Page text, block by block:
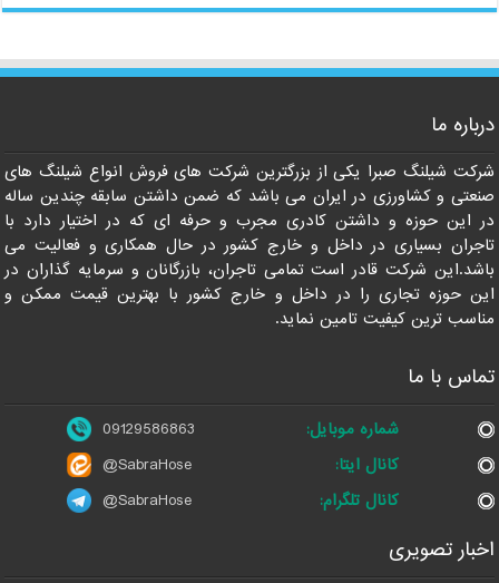
درباره ما
شرکت شیلنگ صبرا یکی از بزرگترین شرکت های فروش انواع شیلنگ های
صنعتی و کشاورزی در ایران می باشد که ضمن داشتن سابقه چندین ساله
در این حوزه و داشتن کادری مجرب و حرفه ای که در اختیار دارد با
تاجران بسیاری در داخل و خارج کشور در حال همکاری و فعالیت می
باشد.این شرکت قادر است تمامی تاجران، بازرگانان و سرمایه گذاران در
این حوزه تجاری را در داخل و خارج کشور با بهترین قیمت ممکن و
مناسب ترین کیفیت تامین نماید.
تماس با ما
شماره موبایل:
09129586863
کانال ایتا:
@SabraHose
کانال تلگرام:
@SabraHose
اخبار تصویری
09129586863